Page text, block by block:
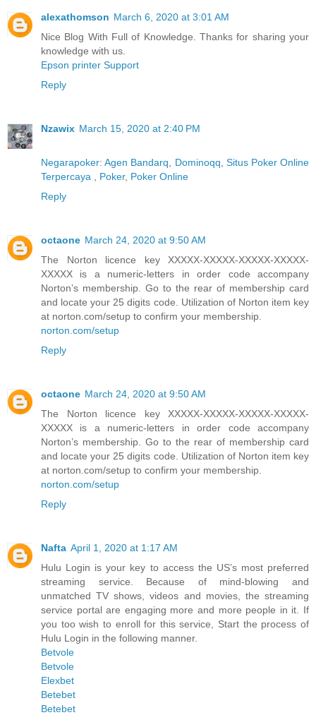
alexathomson March 6, 2020 at 3:01 AM
Nice Blog With Full of Knowledge. Thanks for sharing your
knowledge with us.
Epson printer Support
Reply
Nzawix March 15, 2020 at 2:40 PM
Negarapoker:Agen Bandarq Dominoqq Situs Poker Online
Terpercaya
Poker, Poker Online
Reply
octaone March 24, 2020 at 9:50 AM
The Norton licence key XXXXX-XXXXX-XXXXX-XXXXX-
XXXXX is a numeric-letters in order code accompany
Norton’s membership. Go to the rear of membership card
and locate your 25 digits code. Utilization of Norton item key
at norton.com/setup to confirm your membership.
norton.com/setup
Reply
octaone March 24, 2020 at 9:50 AM
The Norton licence key XXXXX-XXXXX-XXXXX-XXXXX-
XXXXX is a numeric-letters in order code accompany
Norton’s membership. Go to the rear of membership card
and locate your 25 digits code. Utilization of Norton item key
at norton.com/setup to confirm your membership.
norton.com/setup
Reply
Nafta April 1, 2020 at 1:17 AM
Hulu Login is your key to access the US’s most preferred
streaming service. Because of mind-blowing and
unmatched TV shows, videos and movies, the streaming
service portal are engaging more and more people in it. If
you too wish to enroll for this service, Start the process of
Hulu Login in the following manner.
Betvole
Betvole
Elexbet
Betebet
Betebet